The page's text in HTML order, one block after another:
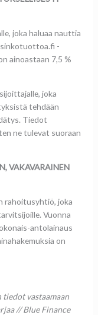
joka haluaa nauttia
-
ainoastaan 7,5 %
joka
tehdään
Tiedot
ne tulevat suoraan
VAKAVARAINEN
rahoitusyhtiö, joka
Vuonna
antolainaus
on
vastaamaan
// Blue Finance